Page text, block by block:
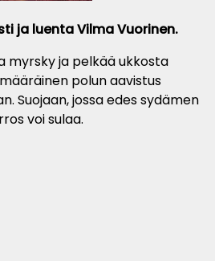
ja luenta Vilma Vuorinen.
myrsky ja pelkää ukkosta
polun aavistus
Suojaan, jossa edes sydämen
voi sulaa.